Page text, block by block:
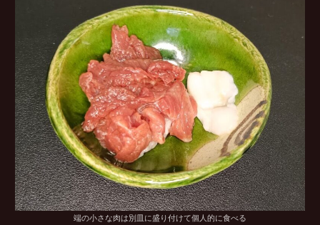
端の小さな肉は別皿に盛り付けて個人的に食べる